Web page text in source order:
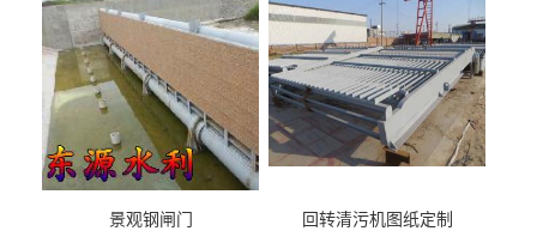
景观钢闸门 回转清污机图纸定制